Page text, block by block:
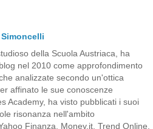
della Scuola Austriaca, ha
nel 2010 come approfondimento
analizzate secondo un'ottica
affinato le sue conoscenze
Academy, ha visto pubblicati i suoi
risonanza nell'ambito
Finanza, Money.it, Trend Online,